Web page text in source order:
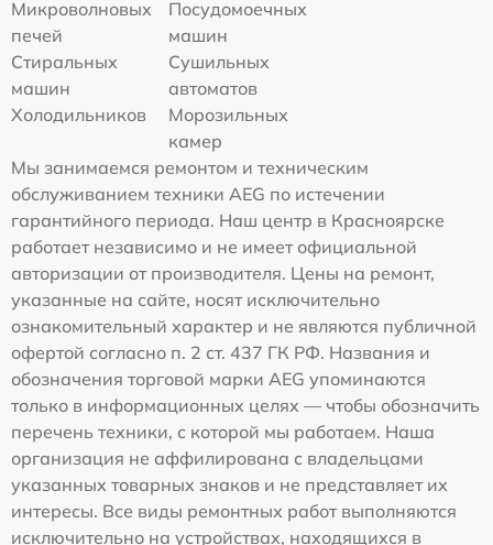
Микроволновых
печей
Посудомоечных
машин
Стиральных
машин
Сушильных
автоматов
Холодильников
Морозильных
камер
Мы занимаемся ремонтом и техническим
обслуживанием техники AEG по истечении
гарантийного периода. Наш центр в Красноярске
работает независимо и не имеет официальной
авторизации от производителя. Цены на ремонт,
указанные на сайте, носят исключительно
ознакомительный характер и не являются публичной
офертой согласно п. 2 ст. 437 ГК РФ. Названия и
обозначения торговой марки AEG упоминаются
только в информационных целях — чтобы обозначить
перечень техники, с которой мы работаем. Наша
организация не аффилирована с владельцами
указанных товарных знаков и не представляет их
интересы. Все виды ремонтных работ выполняются
исключительно на устройствах, находящихся в